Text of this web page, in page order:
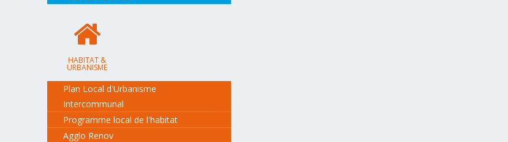
HABITAT &
URBANISME
Plan Local d'Urbanisme
Intercommunal
Programme local de l'habitat
Agglo Renov